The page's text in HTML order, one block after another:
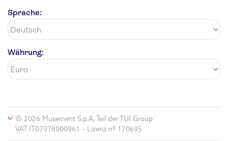
Sprache:
Währung:
© 2026 Musement S.p.A, Teil der TUI Group
VAT IT07978000961 - Lizenz nº 170695